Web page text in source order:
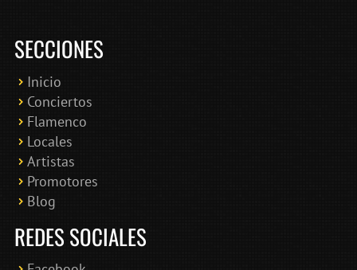
SECCIONES
Inicio
Conciertos
Flamenco
Locales
Artistas
Promotores
Blog
REDES SOCIALES